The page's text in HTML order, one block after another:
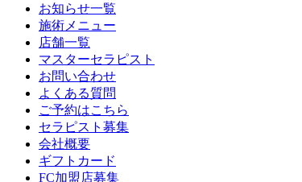
お知らせ一覧
施術メニュー
店舗一覧
マスターセラピスト
お問い合わせ
よくある質問
ご予約はこちら
セラピスト募集
会社概要
ギフトカード
FC加盟店募集